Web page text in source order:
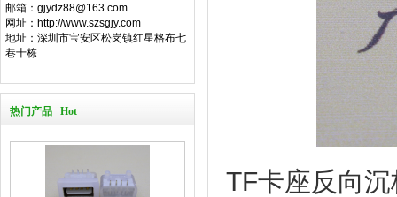
邮箱：gjydz88@163.com
网址：http://www.szsgjy.com
地址：深圳市宝安区松岗镇红星格布七
巷十栋
热门产品 Hot
TF卡座反向